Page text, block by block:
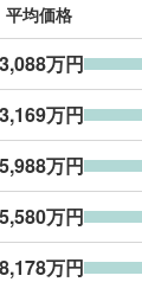
平均価格
3,088万円
3,169万円
5,988万円
5,580万円
8,178万円